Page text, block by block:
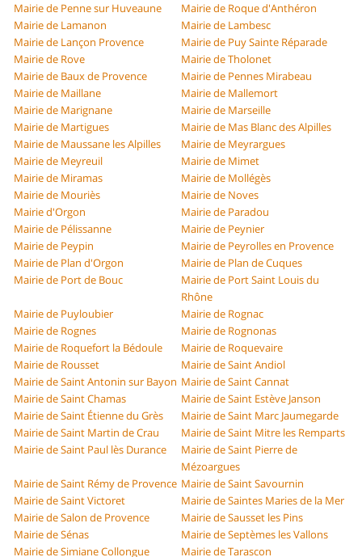
Mairie de Penne sur Huveaune
Mairie de Roque d'Anthéron
Mairie de Lamanon
Mairie de Lambesc
Mairie de Lançon Provence
Mairie de Puy Sainte Réparade
Mairie de Rove
Mairie de Tholonet
Mairie de Baux de Provence
Mairie de Pennes Mirabeau
Mairie de Maillane
Mairie de Mallemort
Mairie de Marignane
Mairie de Marseille
Mairie de Martigues
Mairie de Mas Blanc des Alpilles
Mairie de Maussane les Alpilles
Mairie de Meyrargues
Mairie de Meyreuil
Mairie de Mimet
Mairie de Miramas
Mairie de Mollégès
Mairie de Mouriès
Mairie de Noves
Mairie d'Orgon
Mairie de Paradou
Mairie de Pélissanne
Mairie de Peynier
Mairie de Peypin
Mairie de Peyrolles en Provence
Mairie de Plan d'Orgon
Mairie de Plan de Cuques
Mairie de Port de Bouc
Mairie de Port Saint Louis du
Rhône
Mairie de Puyloubier
Mairie de Rognac
Mairie de Rognes
Mairie de Rognonas
Mairie de Roquefort la Bédoule
Mairie de Roquevaire
Mairie de Rousset
Mairie de Saint Andiol
Mairie de Saint Antonin sur Bayon Mairie de Saint Cannat
Mairie de Saint Chamas
Mairie de Saint Estève Janson
Mairie de Saint Étienne du Grès
Mairie de Saint Marc Jaumegarde
Mairie de Saint Martin de Crau
Mairie de Saint Mitre les Remparts
Mairie de Saint Paul lès Durance
Mairie de Saint Pierre de
Mézoargues
Mairie de Saint Rémy de Provence Mairie de Saint Savournin
Mairie de Saint Victoret
Mairie de Saintes Maries de la Mer
Mairie de Salon de Provence
Mairie de Sausset les Pins
Mairie de Sénas
Mairie de Septèmes les Vallons
Mairie de Simiane Collongue
Mairie de Tarascon